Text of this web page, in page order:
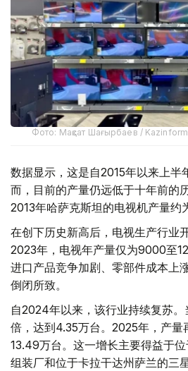
Фото: Мақсат Шағырбаев / Kazinform
数据显示，这是自2015年以来上半
而，目前的产量仍远低于十年前的
2013年哈萨克斯坦的电视机产量约
在创下历史新高后，电视生产行业
2023年，电视年产量仅为9000至
进口产品竞争加剧、零部件成本上
倒闭所致。
自2024年以来，该行业持续复苏
倍，达到4.35万台。2025年，产量
13.49万台。这一增长主要得益于
组装厂和位于卡拉干达州萨兰的三